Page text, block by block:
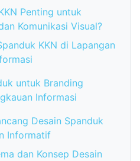
Penting untuk
Komunikasi Visual?
KKN di Lapangan
untuk Branding
Informasi
Desain Spanduk
Informatif
dan Konsep Desain